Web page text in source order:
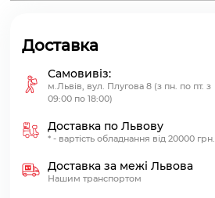
Доставка
Самовивіз:
м.Львів, вул. Плугова 8 (з пн. по пт. з
09:00 по 18:00)
Доставка по Львову
* - вартість обладнання від 20000 грн.
Доставка за межі Львова
Нашим транспортом